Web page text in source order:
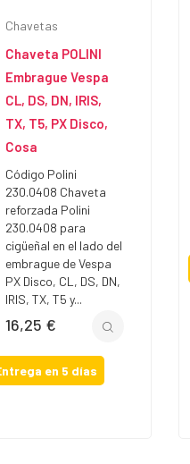
Chavetas
Chaveta POLINI
Embrague Vespa
CL, DS, DN, IRIS,
TX, T5, PX Disco,
Cosa
Código Polini
230.0408 Chaveta
reforzada Polini
230.0408 para
cigüeñal en el lado del
embrague de Vespa
PX Disco, CL, DS, DN,
IRIS, TX, T5 y...
Precio
16,25 €
en 5 días